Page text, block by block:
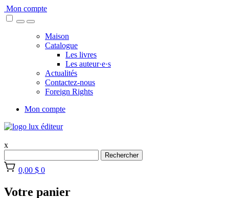
Skip
to
Mon compte
Maison
Catalogue
Les livres
Les auteur·e·s
Actualités
Contactez-nous
Foreign Rights
Mon compte
x
Rechercher
0,00 $ 0
Votre panier